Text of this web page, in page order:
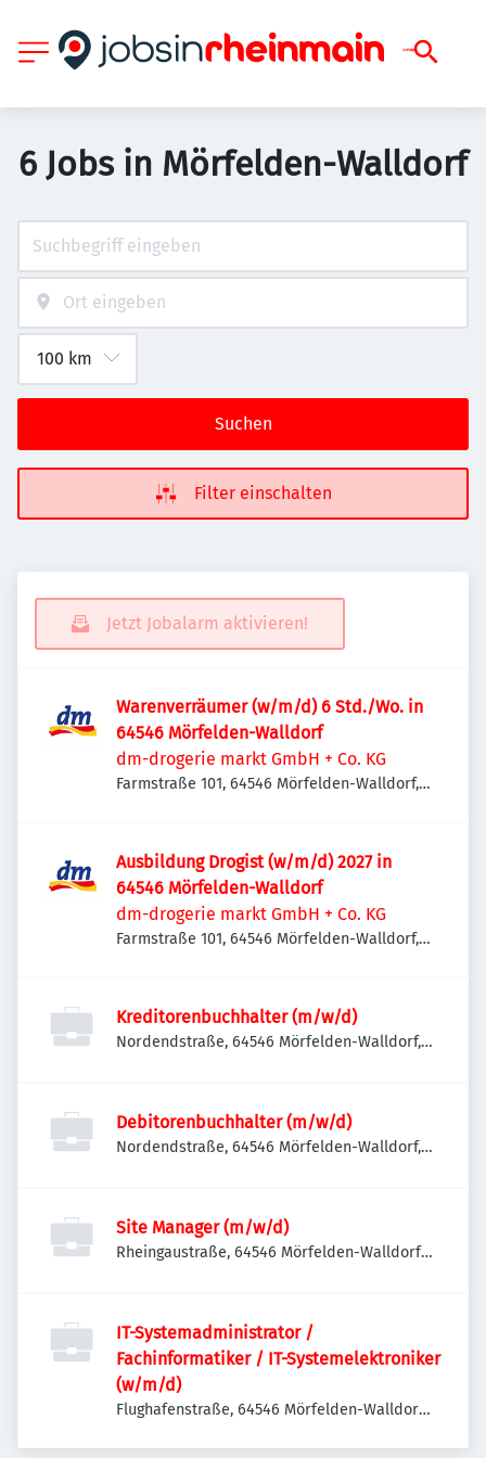
6 Jobs in Mörfelden-Walldorf
Suchen
Filter einschalten
Jetzt Jobalarm aktivieren!
Warenverräumer (w/m/d) 6 Std./Wo. in
64546 Mörfelden-Walldorf
dm-drogerie markt GmbH + Co. KG
Farmstraße 101, 64546 Mörfelden-Walldorf,
Ausbildung Drogist (w/m/d) 2027 in
64546 Mörfelden-Walldorf
dm-drogerie markt GmbH + Co. KG
Farmstraße 101, 64546 Mörfelden-Walldorf,
Kreditorenbuchhalter (m/w/d)
Nordendstraße, 64546 Mörfelden-Walldorf,
Debitorenbuchhalter (m/w/d)
Nordendstraße, 64546 Mörfelden-Walldorf,
Site Manager (m/w/d)
Rheingaustraße, 64546 Mörfelden-Walldorf,
IT-Systemadministrator /
Fachinformatiker / IT-Systemelektroniker
(w/m/d)
Flughafenstraße, 64546 Mörfelden-Walldorf-